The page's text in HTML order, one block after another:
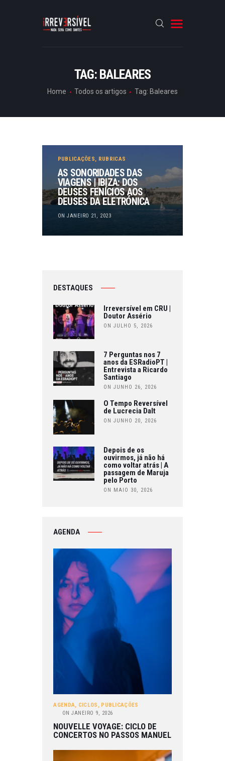
TAG: BALEARES
Home Todos os artigos Tag: Baleares
CRÓNICAS
PUBLICAÇÕES, RUBRICAS
AS SONORIDADES DAS
VIAGENS | IBIZA: DOS
DEUSES FENÍCIOS AOS
DEUSES DA ELETRÓNICA
ON JANEIRO 21, 2023
DESTAQUES
Irreversível em CRU |
Doutor Assério
ON JULHO 5, 2026
7 Perguntas nos 7
anos da ESRadioPT |
Entrevista a Ricardo
Santiago
ON JUNHO 26, 2026
O Tempo Reversível
de Lucrecia Dalt
ON JUNHO 20, 2026
Depois de os
ouvirmos, já não há
como voltar atrás | A
passagem de Maruja
pelo Porto
ON MAIO 30, 2026
AGENDA
AGENDA, CICLOS , PUBLICAÇÕES
ON JANEIRO 9, 2026
NOUVELLE VOYAGE: CICLO DE
CONCERTOS NO PASSOS MANUEL